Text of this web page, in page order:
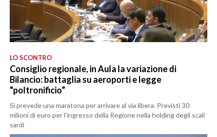
LO SCONTRO
Consiglio regionale, in Aula la variazione di
Bilancio: battaglia su aeroporti e legge
“poltronificio”
Si prevede una maratona per arrivare al via libera. Previsti 30
milioni di euro per l’ingresso della Regione nella holding degli scali
sardi